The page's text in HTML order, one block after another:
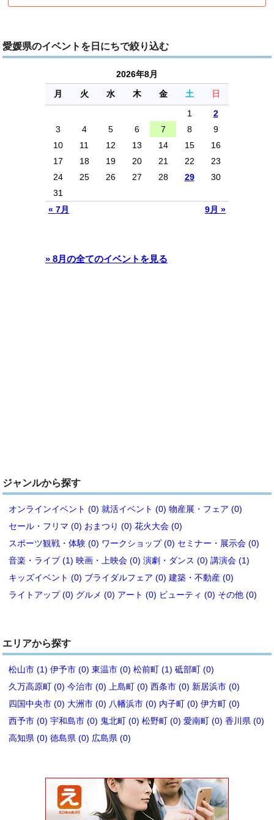
愛媛県のイベントを日にちで絞り込む
2026年8月
月
火 水 木 金 土 日
« 7月 9月 »
1
2
3
4 5 6 7 8
9
10
11 12 13 14 15
16
17
18 19 20 21 22
23
24
25 26 27 28 29
30
31
» 8月の全てのイベントを見る
ジャンルから探す
オンラインイベント (0) 就活イベント (0) 物産展・フェア (0)
セール・フリマ (0) おまつり (0) 花火大会 (0)
スポーツ観戦・体験 (0) ワークショップ (0) セミナー・展示会 (0)
音楽・ライブ (1) 映画・上映会 (0) 演劇・ダンス (0) 講演会 (1)
キッズイベント (0) ブライダルフェア (0) 建築・不動産 (0)
ライトアップ (0) グルメ (0) アート (0) ビューティ (0) その他 (0)
エリアから探す
松山市 (1) 伊予市 (0) 東温市 (0) 松前町 (1) 砥部町 (0)
久万高原町 (0) 今治市 (0) 上島町 (0) 西条市 (0) 新居浜市 (0)
四国中央市 (0) 大洲市 (0) 八幡浜市 (0) 内子町 (0) 伊方町 (0)
西予市 (0) 宇和島市 (0) 鬼北町 (0) 松野町 (0) 愛南町 (0) 香川県 (0)
高知県 (0) 徳島県 (0) 広島県 (0)